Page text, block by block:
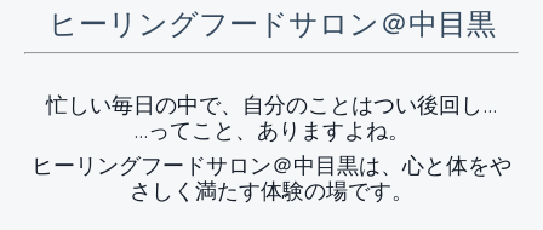
ヒーリングフードサロン＠中目黒
忙しい毎日の中で、自分のことはつい後回し…
…ってこと、ありますよね。
ヒーリングフードサロン＠中目黒は、心と体をや
さしく満たす体験の場です。